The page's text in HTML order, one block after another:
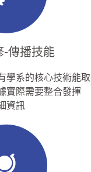
-傳播技能
學系的核心技術能
實際需要整合發揮
資訊